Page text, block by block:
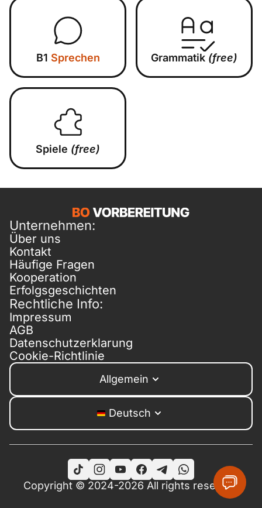
B1 Sprechen Grammatik (free)
Spiele (free)
Unternehmen:
Über uns
Kontakt
Häufige Fragen
Kooperation
Erfolgsgeschichten
Rechtliche Info:
Impressum
AGB
Datenschutzerklarung
Cookie-Richtlinie
Allgemein
Deutsch
Copyright © 2024-2026 All rights reserved